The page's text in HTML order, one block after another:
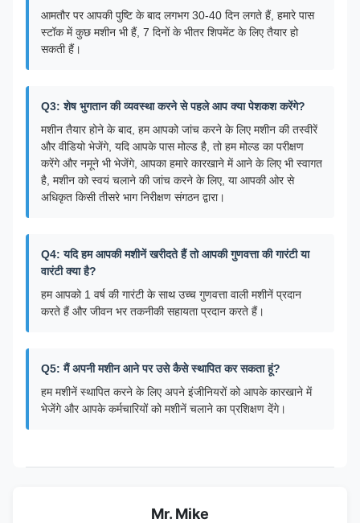
आमतौर पर आपकी पुष्टि के बाद लगभग 30-40 दिन लगते हैं, हमारे पास
स्टॉक में कुछ मशीन भी हैं, 7 दिनों के भीतर शिपमेंट के लिए तैयार हो
सकती हैं।
Q3: शेष भुगतान की व्यवस्था करने से पहले आप क्या पेशकश करेंगे?
मशीन तैयार होने के बाद, हम आपको जांच करने के लिए मशीन की तस्वीरें
और वीडियो भेजेंगे, यदि आपके पास मोल्ड है, तो हम मोल्ड का परीक्षण
करेंगे और नमूने भी भेजेंगे, आपका हमारे कारखाने में आने के लिए भी स्वागत
है, मशीन को स्वयं चलाने की जांच करने के लिए, या आपकी ओर से
अधिकृत किसी तीसरे भाग निरीक्षण संगठन द्वारा।
Q4: यदि हम आपकी मशीनें खरीदते हैं तो आपकी गुणवत्ता की गारंटी या
वारंटी क्या है?
हम आपको 1 वर्ष की गारंटी के साथ उच्च गुणवत्ता वाली मशीनें प्रदान
करते हैं और जीवन भर तकनीकी सहायता प्रदान करते हैं।
Q5: मैं अपनी मशीन आने पर उसे कैसे स्थापित कर सकता हूं?
हम मशीनें स्थापित करने के लिए अपने इंजीनियरों को आपके कारखाने में
भेजेंगे और आपके कर्मचारियों को मशीनें चलाने का प्रशिक्षण देंगे।
Mr. Mike